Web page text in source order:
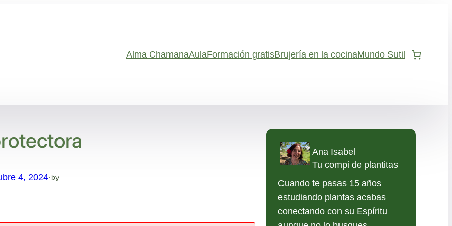
Alma ChamanaAulaFormación gratisBrujería en la cocinaMundo Sutil
4, 2024·by
Ana Isabel
Tu compi de plantitas
Cuando te pasas 15 años
estudiando plantas acabas
conectando con su Espíritu